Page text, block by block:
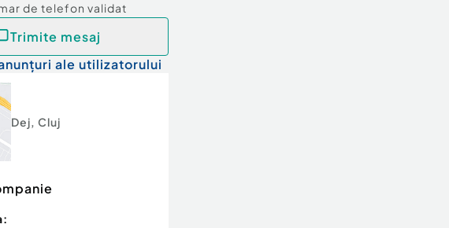
de telefon validat
Trimite mesaj
ale utilizatorului
Dej, Cluj